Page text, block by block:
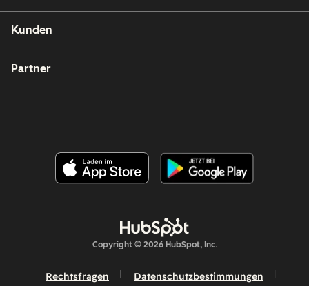
Kunden
Partner
Copyright © 2026 HubSpot, Inc.
Rechtsfragen Datenschutzbestimmungen